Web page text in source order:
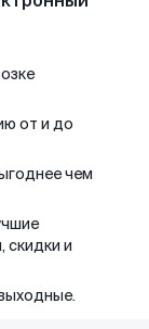
от и до
чем
скидки и